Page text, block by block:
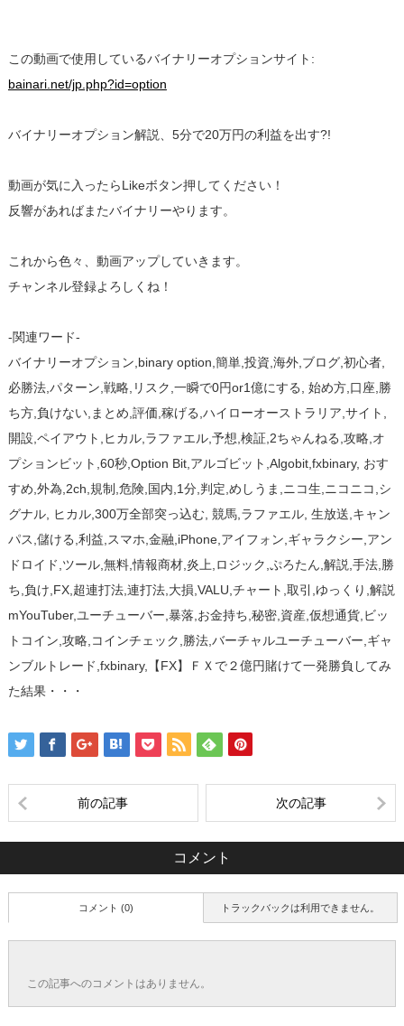
この動画で使用しているバイナリーオプションサイト:
bainari.net/jp.php?id=option
バイナリーオプション解説、5分で20万円の利益を出す?!
動画が気に入ったらLikeボタン押してください！
反響があればまたバイナリーやります。
これから色々、動画アップしていきます。
チャンネル登録よろしくね！
-関連ワード-
バイナリーオプション,binary option,簡単,投資,海外,ブログ,初心者,
必勝法,パターン,戦略,リスク,一瞬で0円or1億にする, 始め方,口座,勝
ち方,負けない,まとめ,評価,稼げる,ハイローオーストラリア,サイト,
開設,ペイアウト,ヒカル,ラファエル,予想,検証,2ちゃんねる,攻略,オ
プションビット,60秒,Option Bit,アルゴビット,Algobit,fxbinary, おす
すめ,外為,2ch,規制,危険,国内,1分,判定,めしうま,ニコ生,ニコニコ,シ
グナル, ヒカル,300万全部突っ込む, 競馬,ラファエル, 生放送,キャン
パス,儲ける,利益,スマホ,金融,iPhone,アイフォン,ギャラクシー,アン
ドロイド,ツール,無料,情報商材,炎上,ロジック,ぷろたん,解説,手法,勝
ち,負け,FX,超連打法,連打法,大損,VALU,チャート,取引,ゆっくり,解説
mYouTuber,ユーチューバー,暴落,お金持ち,秘密,資産,仮想通貨,ビッ
トコイン,攻略,コインチェック,勝法,バーチャルユーチューバー,ギャ
ンブルトレード,fxbinary,【FX】ＦＸで２億円賭けて一発勝負してみ
た結果・・・
前の記事 次の記事
コメント
トラックバックは利用できません。
コメント (0)
この記事へのコメントはありません。